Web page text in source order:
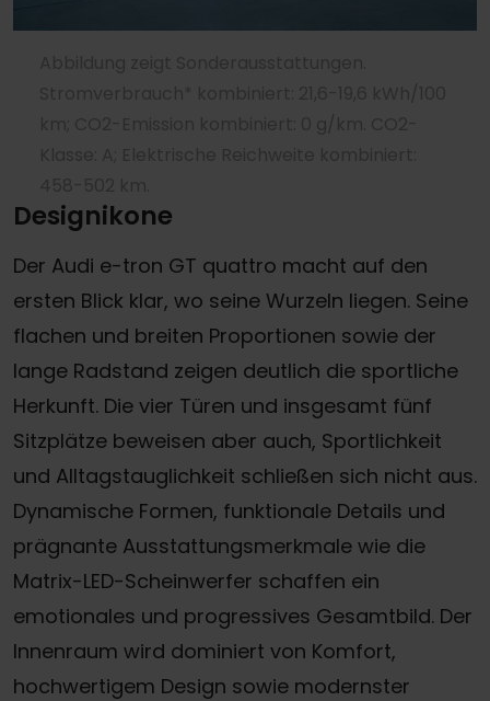
Designikone
Der Audi e-tron GT quattro macht auf den
ersten Blick klar, wo seine Wurzeln liegen. Seine
flachen und breiten Proportionen sowie der
lange Radstand zeigen deutlich die sportliche
Herkunft. Die vier Türen und insgesamt fünf
Sitzplätze beweisen aber auch, Sportlichkeit
und Alltagstauglichkeit schließen sich nicht aus.
Dynamische Formen, funktionale Details und
prägnante Ausstattungsmerkmale wie die
Matrix-LED-Scheinwerfer schaffen ein
emotionales und progressives Gesamtbild. Der
Innenraum wird dominiert von Komfort,
hochwertigem Design sowie modernster